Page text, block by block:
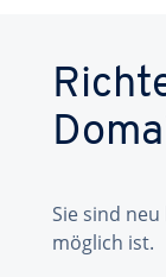
Sie sind neu
möglich ist.